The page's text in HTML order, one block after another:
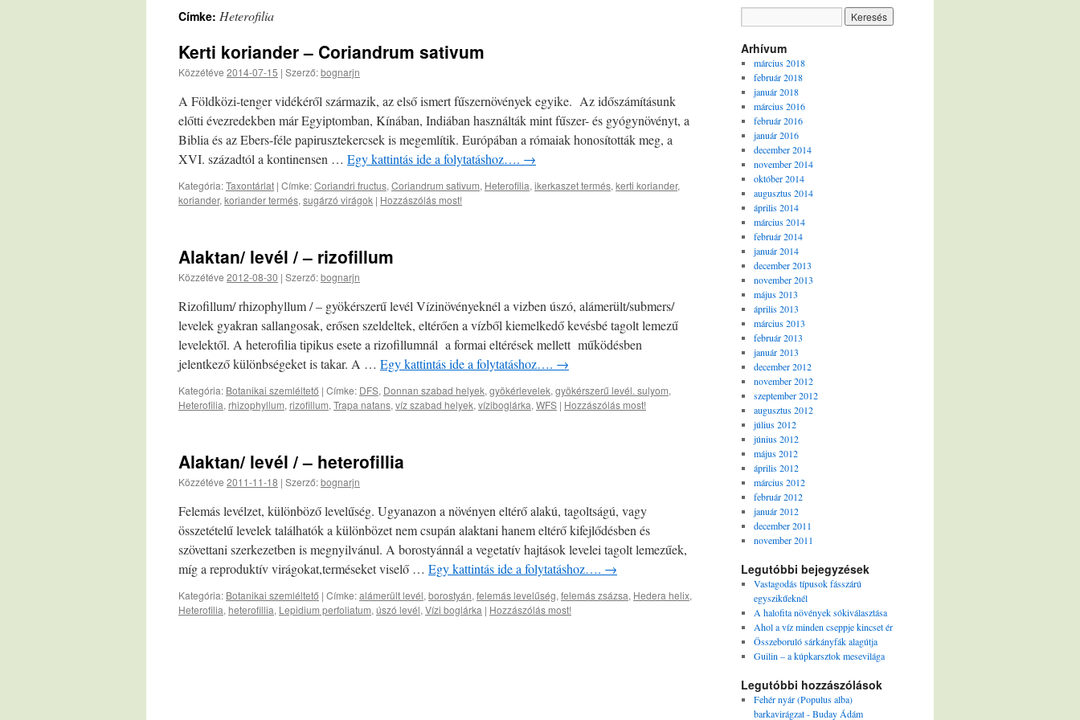
Címke: Heterofilia
Kerti koriander – Coriandrum sativum
Közzétéve 2014-07-15 | Szerző:bognarjn
A Földközi-tenger vidékéről származik, az első ismert fűszernövények egyike. Az időszámításunk
előtti évezredekben már Egyiptomban, Kínában, Indiában használták mint fűszer- és gyógynövényt, a
Biblia és az Ebers-féle papirusztekercsek is megemlítik. Európában a rómaiak honosították meg, a
XVI. századtól a kontinensen … Egy kattintás ide a folytatáshoz…. →
Kategória:Taxontárlat | Címke:Coriandri fructus, Coriandrum sativum, Heterofilia, ikerkaszet termés, kerti koriander,
koriander, koriander termés, sugárzó virágok | Hozzászólás most!
Alaktan/ levél / – rizofillum
Közzétéve 2012-08-30 | Szerző:bognarjn
Rizofillum/ rhizophyllum / – gyökérszerű levél Vízinövényeknél a vizben úszó, alámerült/submers/
levelek gyakran sallangosak, erősen szeldeltek, eltérően a vízből kiemelkedő kevésbé tagolt lemezű
levelektől. A heterofilia tipikus esete a rizofillumnál a formai eltérések mellett működésben
jelentkező különbségeket is takar. A … Egy kattintás ide a folytatáshoz…. →
Kategória: Botanikai szemléltető | Címke: DFS, Donnan szabad helyek, gyökérlevelek, gyökérszerű levél. sulyom,
Heterofilia, rhizophyllum, rizofillum, Trapa natans, víz szabad helyek, víziboglárka, WFS | Hozzászólás most!
Alaktan/ levél / – heterofillia
Közzétéve 2011-11-18 | Szerző:bognarjn
Felemás levélzet, különböző levelűség. Ugyanazon a növényen eltérő alakú, tagoltságú, vagy
összetételű levelek találhatók a különbözet nem csupán alaktani hanem eltérő kifejlődésben és
szövettani szerkezetben is megnyilvánul. A borostyánnál a vegetatív hajtások levelei tagolt lemezűek,
míg a reproduktív virágokat,terméseket viselő … Egy kattintás ide a folytatáshoz…. →
Kategória: Botanikai szemléltető | Címke:alámerült levél, borostyán, felemás levelűség, felemás zsázsa, Hedera helix,
Heterofilia, heterofillia, Lepidium perfoliatum, úszó levél, Vízi boglárka | Hozzászólás most!
Arhívum
március 2018
február 2018
január 2018
március 2016
február 2016
január 2016
december 2014
november 2014
október 2014
augusztus 2014
április 2014
március 2014
február 2014
január 2014
december 2013
november 2013
május 2013
április 2013
március 2013
február 2013
január 2013
december 2012
november 2012
szeptember 2012
augusztus 2012
július 2012
június 2012
május 2012
április 2012
március 2012
február 2012
január 2012
december 2011
november 2011
Legutóbbi bejegyzések
Vastagodás típusok fásszárú
egyszikűeknél
A halofita növények sókiválasztása
Ahol a víz minden cseppje kincset ér
Összeboruló sárkányfák alagútja
Guilin – a kúpkarsztok mesevilága
Legutóbbi hozzászólások
Fehér nyár (Populus alba)
barkavirágzat - Buday Ádám